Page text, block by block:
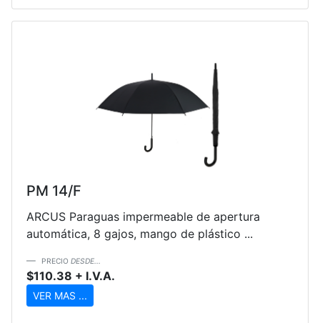
PM 14/F
ARCUS Paraguas impermeable de apertura
automática, 8 gajos, mango de plástico ...
PRECIO DESDE...
$110.38 + I.V.A.
VER MAS ...